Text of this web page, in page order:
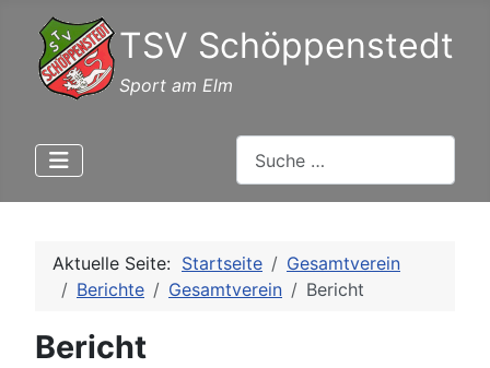
TSV Schöppenstedt
Sport am Elm
Aktuelle Seite: Startseite
Gesamtverein
Berichte
Gesamtverein Bericht
Bericht